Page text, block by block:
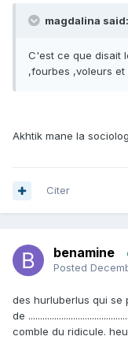
magdalina said:
C'est ce que disait
,fourbes ,voleurs et
Akhtik mane la
Citer
benamine
Posted
des hurluberlus qui se
de
comble du ridicule.